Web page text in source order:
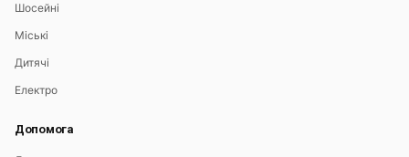
Шосейні
Міські
Дитячі
Електро
Допомога